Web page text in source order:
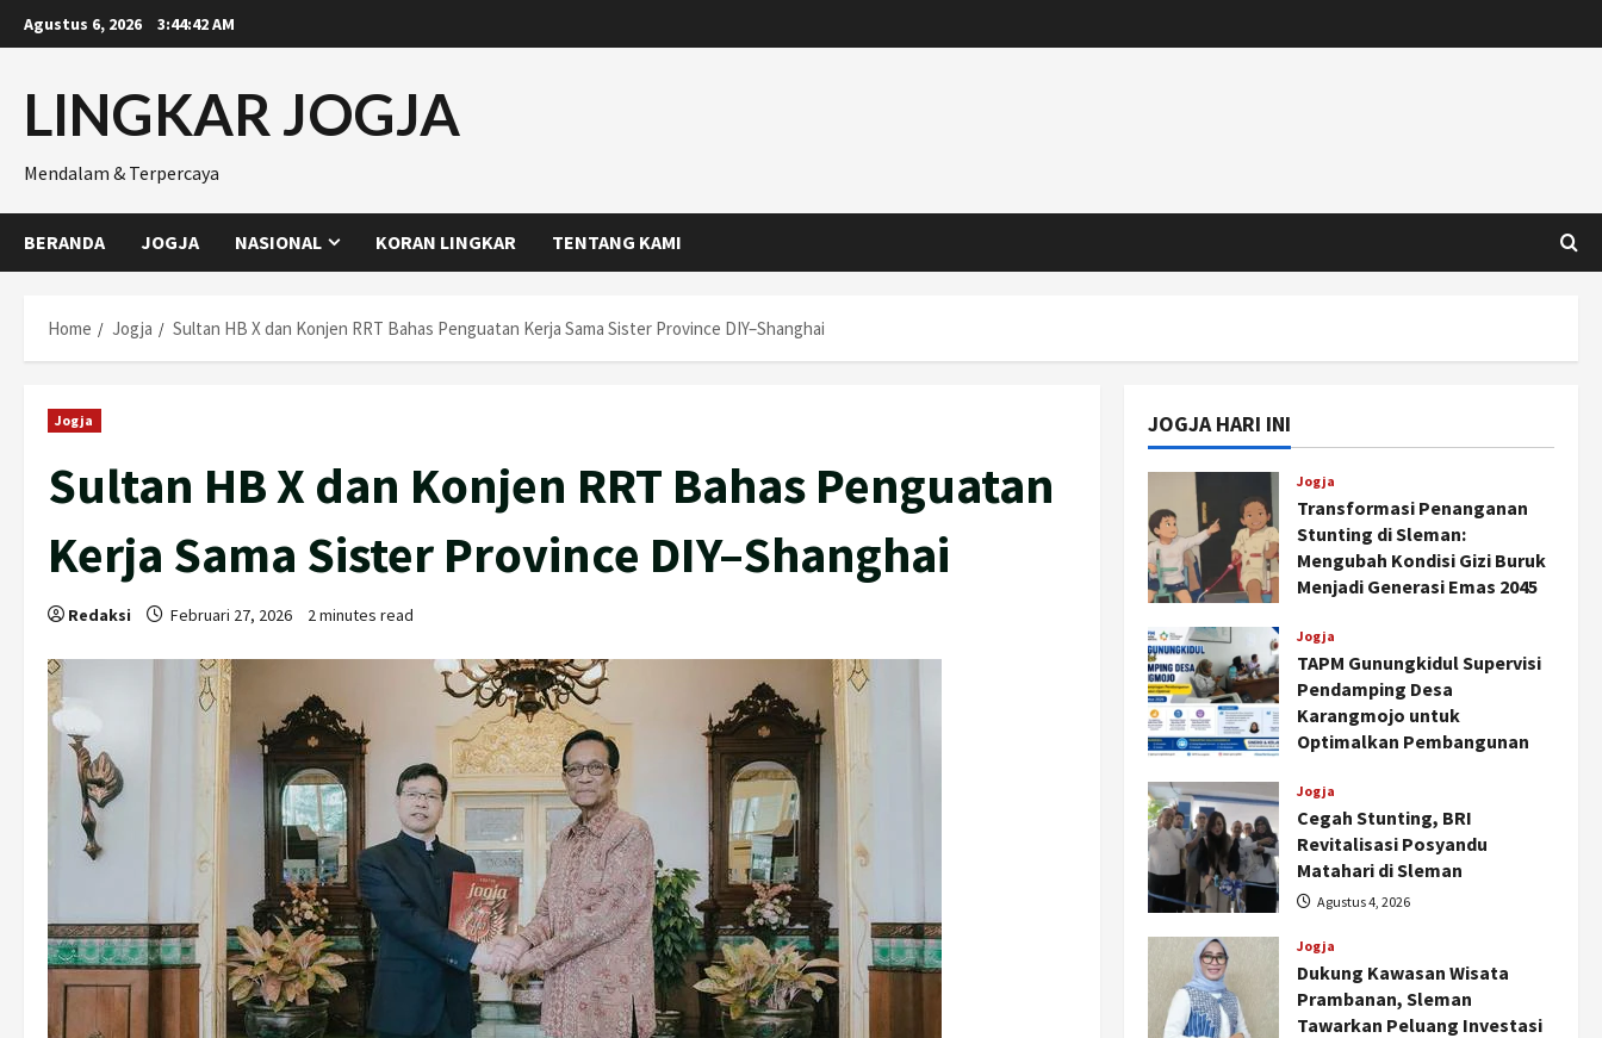
Skip
to
Agustus 6, 2026 3:44:43 AM
LINGKAR JOGJA
Mendalam & Terpercaya
BERANDA JOGJA NASIONAL KORAN LINGKAR TENTANG KAMI
Home Jogja Sultan HB X dan Konjen RRT Bahas Penguatan Kerja Sama Sister Province DIY–Shanghai
Jogja
Sultan HB X dan Konjen RRT Bahas Penguatan
Kerja Sama Sister Province DIY–Shanghai
Redaksi Februari 27, 2026 2 minutes read
JOGJA HARI INI
Jogja
Transformasi Penanganan
Stunting di Sleman:
Mengubah Kondisi Gizi Buruk
Menjadi Generasi Emas 2045
Jogja
TAPM Gunungkidul Supervisi
Pendamping Desa
Karangmojo untuk
Optimalkan Pembangunan
Kalurahan
Agustus 5, 2026
Jogja
Cegah Stunting, BRI
Revitalisasi Posyandu
Matahari di Sleman
Agustus 4, 2026
Jogja
Dukung Kawasan Wisata
Prambanan, Sleman
Tawarkan Peluang Investasi